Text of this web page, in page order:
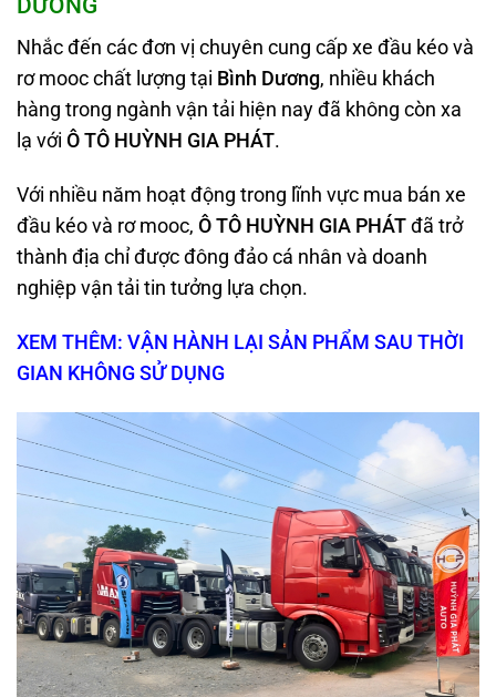
DƯƠNG
Nhắc đến các đơn vị chuyên cung cấp xe đầu kéo và
rơ mooc chất lượng tại Bình Dương, nhiều khách
hàng trong ngành vận tải hiện nay đã không còn xa
lạ với Ô TÔ HUỲNH GIA PHÁT.
Với nhiều năm hoạt động trong lĩnh vực mua bán xe
đầu kéo và rơ mooc, Ô TÔ HUỲNH GIA PHÁT đã trở
thành địa chỉ được đông đảo cá nhân và doanh
nghiệp vận tải tin tưởng lựa chọn.
XEM THÊM: VẬN HÀNH LẠI SẢN PHẨM SAU THỜI
GIAN KHÔNG SỬ DỤNG